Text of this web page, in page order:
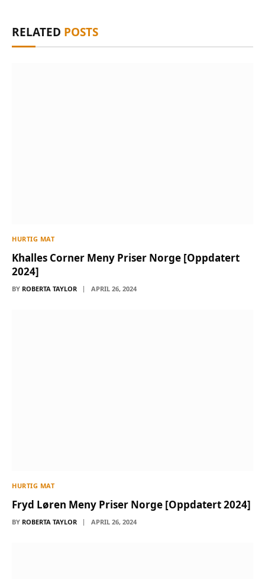
RELATED POSTS
HURTIG MAT
Khalles Corner Meny Priser Norge [Oppdatert
2024]
BY ROBERTA TAYLOR APRIL 26, 2024
HURTIG MAT
Fryd Løren Meny Priser Norge [Oppdatert 2024]
BY ROBERTA TAYLOR APRIL 26, 2024